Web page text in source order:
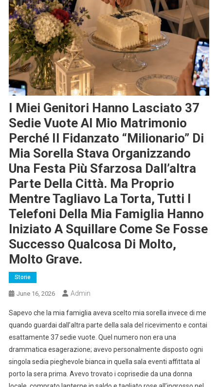
I Miei Genitori Hanno Lasciato 37
Sedie Vuote Al Mio Matrimonio
Perché Il Fidanzato “milionario” Di
Mia Sorella Stava Organizzando
Una Festa Più Sfarzosa Dall’altra
Parte Della Città. Ma Proprio
Mentre Tagliavo La Torta, Tutti I
Telefoni Della Mia Famiglia Hanno
Iniziato A Squillare Come Se Fosse
Successo Qualcosa Di Molto,
Molto Grave.
Storie
June 16, 2026 Admin
Sapevo che la mia famiglia aveva scelto mia sorella invece di me
quando guardai dall’altra parte della sala del ricevimento e contai
esattamente 37 sedie vuote. Quel numero non era una
drammatica esagerazione; avevo personalmente disposto ogni
singola sedia pieghevole bianca in quella sala eventi affittata al
porto la sera prima. Avevo trovato i coprisedie da una donna